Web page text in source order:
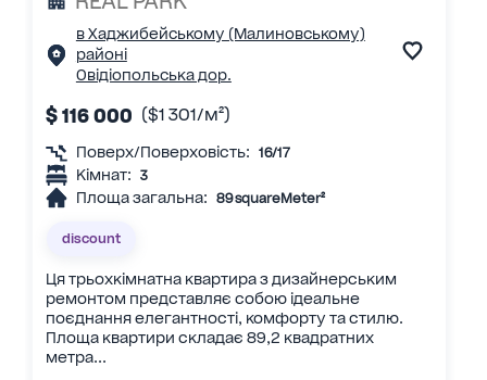
в Хаджибейському (Малиновському)
районі
Овідіопольська дор.
$ 116 000 ($1 301/м²)
Поверх/Поверховість: 16/17
Кімнат: 3
Площа загальна: 89 squareMeter²
discount
Ця трьохкімнатна квартира з дизайнерським
ремонтом представляє собою ідеальне
поєднання елегантності, комфорту та стилю.
Площа квартири складає 89,2 квадратних
метра...